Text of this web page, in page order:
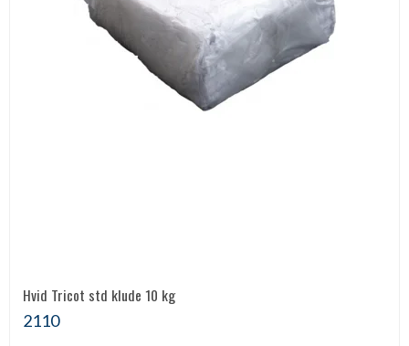
Hvid Tricot std klude 10 kg
2110